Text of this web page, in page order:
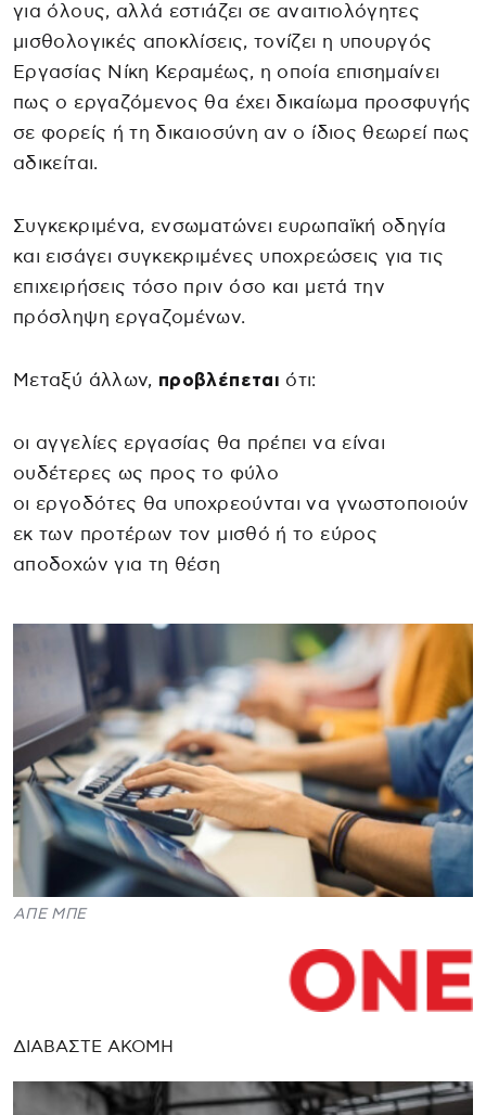
για όλους, αλλά εστιάζει σε αναιτιολόγητες
μισθολογικές αποκλίσεις, τονίζει η υπουργός
Εργασίας Νίκη Κεραμέως, η οποία επισημαίνει
πως ο εργαζόμενος θα έχει δικαίωμα προσφυγής
σε φορείς ή τη δικαιοσύνη αν ο ίδιος θεωρεί πως
αδικείται.
Συγκεκριμένα, ενσωματώνει ευρωπαϊκή οδηγία
και εισάγει συγκεκριμένες υποχρεώσεις για τις
επιχειρήσεις τόσο πριν όσο και μετά την
πρόσληψη εργαζομένων.
Μεταξύ άλλων, προβλέπεται ότι:
οι αγγελίες εργασίας θα πρέπει να είναι
ουδέτερες ως προς το φύλο
οι εργοδότες θα υποχρεούνται να γνωστοποιούν
εκ των προτέρων τον μισθό ή το εύρος
αποδοχών για τη θέση
ΑΠΕ ΜΠΕ
ΔΙΑΒΑΣΤΕ ΑΚΟΜΗ